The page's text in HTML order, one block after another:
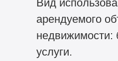
Вид
арендуемого
недвижимости:
услуги.